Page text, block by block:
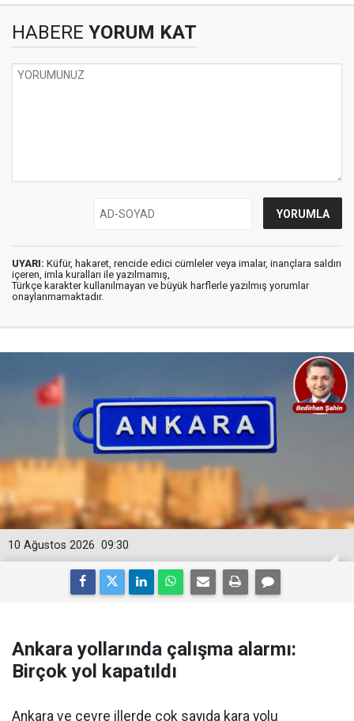
HABERE YORUM KAT
UYARI: Küfür, hakaret, rencide edici cümleler veya imalar, inançlara saldırı
içeren, imla kuralları ile yazılmamış,
Türkçe karakter kullanılmayan ve büyük harflerle yazılmış yorumlar
onaylanmamaktadır.
09:30
10 Ağustos 2026
Ankara yollarında çalışma alarmı:
Birçok yol kapatıldı
Ankara ve çevre illerde çok sayıda kara yolu